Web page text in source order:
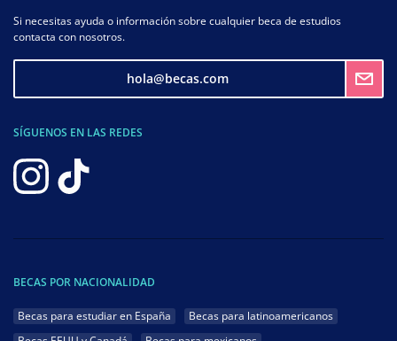
Si necesitas ayuda o información sobre cualquier beca de estudios
contacta con nosotros.
hola@becas.com
SÍGUENOS EN LAS REDES
BECAS POR NACIONALIDAD
Becas para estudiar en España
Becas para latinoamericanos